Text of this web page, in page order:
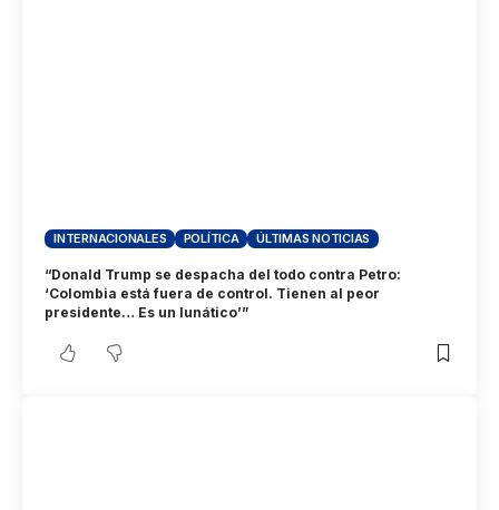
INTERNACIONALES POLÍTICA ÚLTIMAS NOTICIAS
“Donald Trump se despacha del todo contra Petro:
‘Colombia está fuera de control. Tienen al peor
presidente… Es un lunático’”